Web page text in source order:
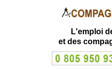
L'emploi
et des